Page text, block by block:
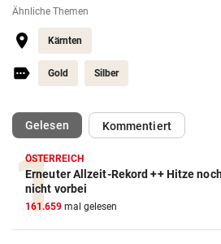
Ähnliche Themen
Kärnten
Gold Silber
Gelesen(ausgewählt)Kommentiert
ÖSTERREICH
Erneuter Allzeit-Rekord ++ Hitze
nicht vorbei
161.659 mal gelesen